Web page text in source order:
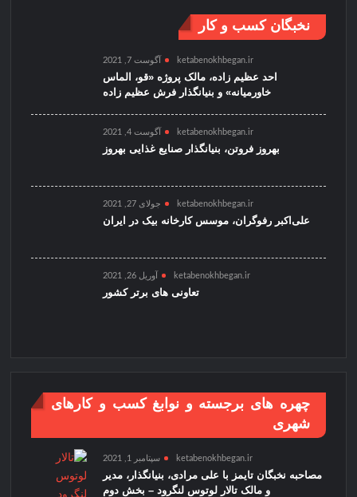
نخبگان کسب و کار
ketabenokhbegan.ir آگوست 7, 2021
احد عظیم زاده، مالک پروژه «قو، الماس
خاورمیانه» و بنیانگذار فرش عظیم زاده
ketabenokhbegan.ir آگوست 4, 2021
بهروز فروتن، بنیانگذار صنایع غذایی بهروز
ketabenokhbegan.ir جولای 27, 2021
علی‌اکبر رفوگران، موسس کارخانه بیک در ایران
ketabenokhbegan.ir آوریل 26, 2021
تعاونی های برتر کشور
چهره های برجسته و نوابغ کسب و کارهای
شهری
ketabenokhbegan.ir سپتامبر 1, 2021
مصاحبه نخبگان تایمز با علی مرادی، بنیانگذار، مدیر
و مالک تالار لوتوس لنگرود – بخش دوم